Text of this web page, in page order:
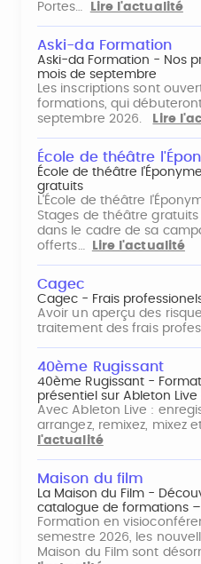
Portes…
Lire l'actualité
Aski-da Formation
Aski-da Formation - Nos
mois de septembre
Les inscriptions sont
formations, qui
septembre 2026.
Lire
École de théâtre
École de théâtre
gratuits
L'École de théâtre
Stages de théâtre
dans le cadre de sa
offerts…
Lire l'actualité
Cagec
Cagec - Frais
Avoir un aperçu des
traitement des frais
40ème Rugissant
40ème Rugissant -
présentiel sur Ableton Live
Avec Ableton Live :
arrangez, remixez, mixez
l'actualité
Maison du film
La Maison du Film -
catalogue de formations
Formation en
semestre 2026, les
Maison du Film sont